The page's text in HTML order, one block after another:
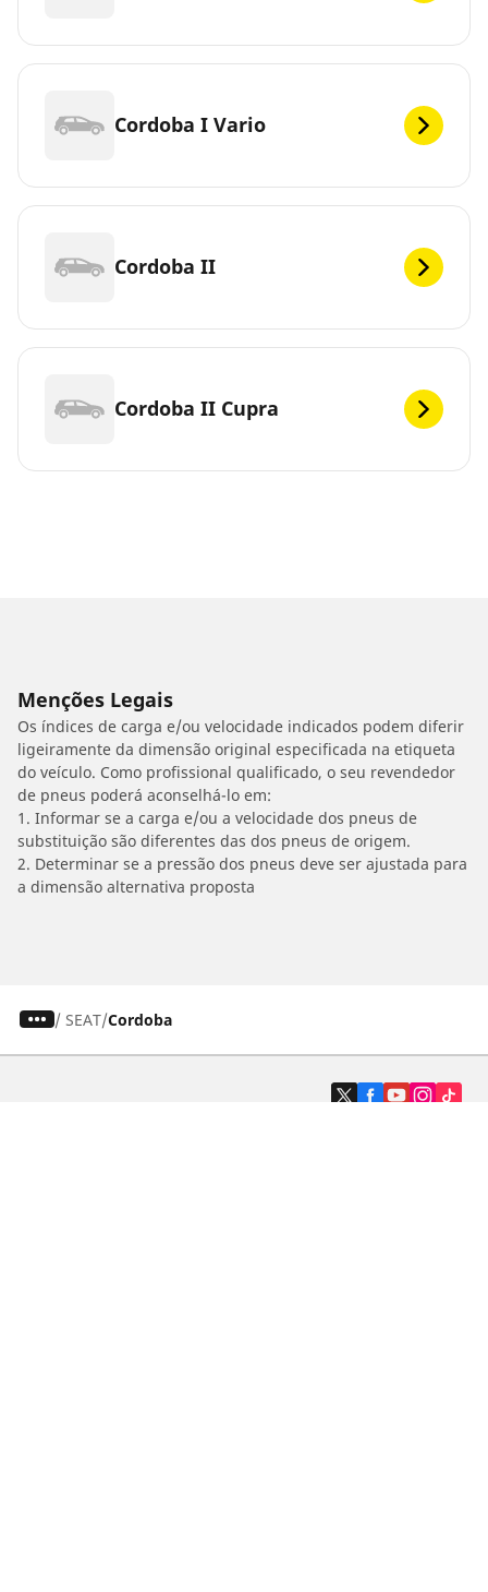
Cordoba I Vario
Cordoba II
Cordoba II Cupra
Menções Legais
Os índices de carga e/ou velocidade indicados podem diferir
ligeiramente da dimensão original especificada na etiqueta
do veículo. Como profissional qualificado, o seu revendedor
de pneus poderá aconselhá-lo em:
1. Informar se a carga e/ou a velocidade dos pneus de
substituição são diferentes das dos pneus de origem.
2. Determinar se a pressão dos pneus deve ser ajustada para
a dimensão alternativa proposta
/ SEAT Cordoba